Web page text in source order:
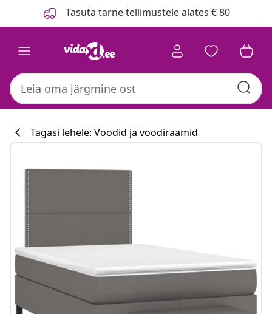
Tasuta tarne tellimustele alates € 80
Tagasi lehele: Voodid ja voodiraamid